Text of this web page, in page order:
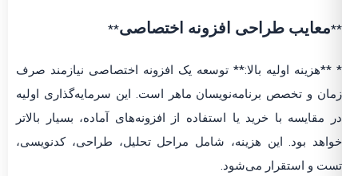
**معایب طراحی افزونه اختصاصی**
* **هزینه اولیه بالا:** توسعه یک افزونه اختصاصی نیازمند صرف
زمان و تخصص برنامه‌نویسان ماهر است. این سرمایه‌گذاری اولیه
در مقایسه با خرید یا استفاده از افزونه‌های آماده، بسیار بالاتر
خواهد بود. این هزینه، شامل مراحل تحلیل، طراحی، کدنویسی،
تست و استقرار می‌شود.